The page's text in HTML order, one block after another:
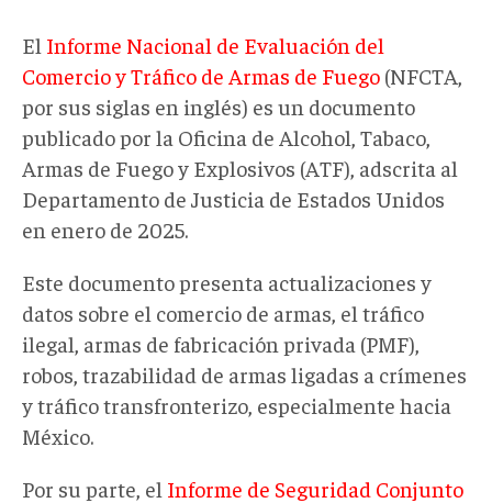
El Informe Nacional de Evaluación del
Comercio y Tráfico de Armas de Fuego (NFCTA,
por sus siglas en inglés) es un documento
publicado por la Oficina de Alcohol, Tabaco,
Armas de Fuego y Explosivos (ATF), adscrita al
Departamento de Justicia de Estados Unidos
en enero de 2025.
Este documento presenta actualizaciones y
datos sobre el comercio de armas, el tráfico
ilegal, armas de fabricación privada (PMF),
robos, trazabilidad de armas ligadas a crímenes
y tráfico transfronterizo, especialmente hacia
México.
Por su parte, el Informe de Seguridad Conjunto